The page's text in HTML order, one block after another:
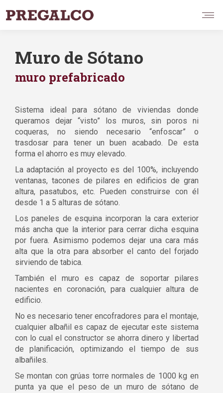
Muro de Sótano
muro prefabricado
Sistema ideal para sótano de viviendas donde
queramos dejar “visto” los muros, sin poros ni
coqueras, no siendo necesario “enfoscar” o
trasdosar para tener un buen acabado. De esta
forma el ahorro es muy elevado.
La adaptación al proyecto es del 100%, incluyendo
ventanas, tacones de pilares en edificios de gran
altura, pasatubos, etc. Pueden construirse con él
desde 1 a 5 alturas de sótano.
Los paneles de esquina incorporan la cara exterior
más ancha que la interior para cerrar dicha esquina
por fuera. Asimismo podemos dejar una cara más
alta que la otra para absorber el canto del forjado
sirviendo de tabica.
También el muro es capaz de soportar pilares
nacientes en coronación, para cualquier altura de
edificio.
No es necesario tener encofradores para el montaje,
cualquier albañil es capaz de ejecutar este sistema
con lo cual el constructor se ahorra dinero y libertad
de planificación, optimizando el tiempo de sus
albañiles.
Se montan con grúas torre normales de 1000 kg en
punta ya que el peso de un muro de sótano de